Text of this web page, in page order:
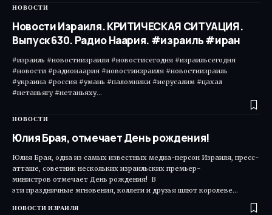
НОВОСТИ
Новости Израиля. КРИТИЧЕСКАЯ СИТУАЦИЯ.
Выпуск 630. Радио Наария. #израиль #иран
#израиль #новостиизраиля #новостисегодня #израильсегодня
#новости #радионаария #новостиизраиля #новостиизраиль
#украина #россия #умань #паломники #иерусалим #цахал
#нетаньягу #нетаньяху…
НОВОСТИ
Юлия Брая, отмечает День рождения!
Юлия Брая, одна из самых известных медиа-персон Израиля, пресс-
атташе, советник нескольких израильских премьер-
министров отмечает День рождения! В
эти праздничные мгновения, коллеги и друзья шлют королеве…
НОВОСТИ ИЗРАИЛЯ